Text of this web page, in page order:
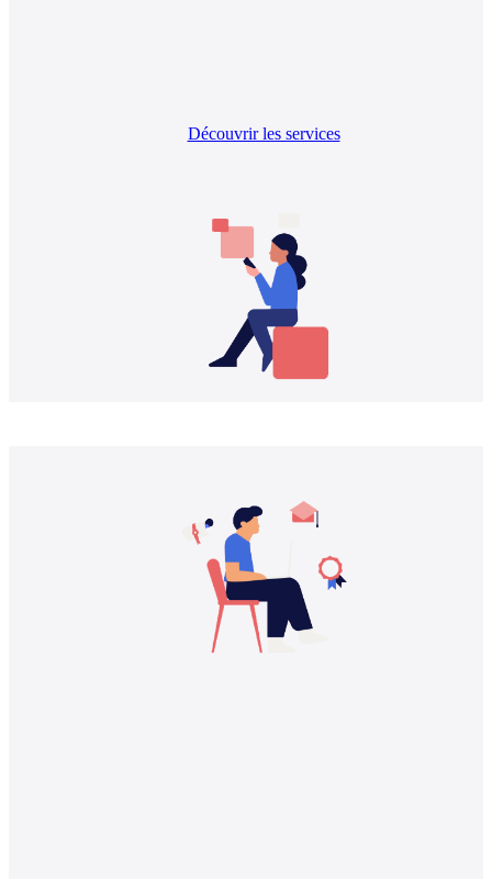
Découvrir les services